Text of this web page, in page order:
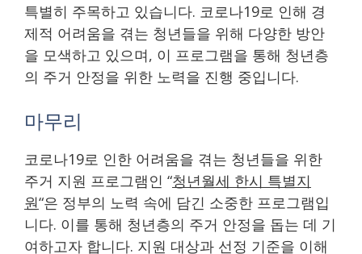
특별히 주목하고 있습니다. 코로나19로 인해 경
제적 어려움을 겪는 청년들을 위해 다양한 방안
을 모색하고 있으며, 이 프로그램을 통해 청년층
의 주거 안정을 위한 노력을 진행 중입니다.
마무리
코로나19로 인한 어려움을 겪는 청년들을 위한
주거 지원 프로그램인 “청년월세 한시 특별지
원“은 정부의 노력 속에 담긴 소중한 프로그램입
니다. 이를 통해 청년층의 주거 안정을 돕는 데 기
여하고자 합니다. 지원 대상과 선정 기준을 이해